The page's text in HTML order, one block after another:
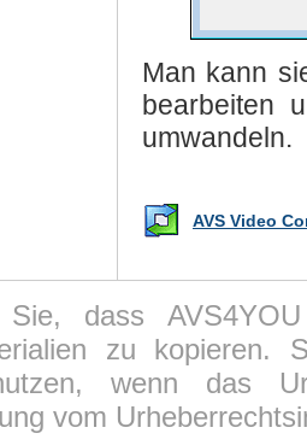
Man kann
bearbeiten
umwandeln.
AVS Video
dass
zu kopieren.
wenn das
vom